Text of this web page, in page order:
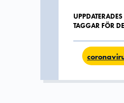
UPPDATERADES
TAGGAR FÖR